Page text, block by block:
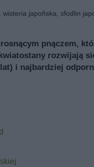
wisteria japońska, słodlin
pnączem,
rozwijają
i najbardziej